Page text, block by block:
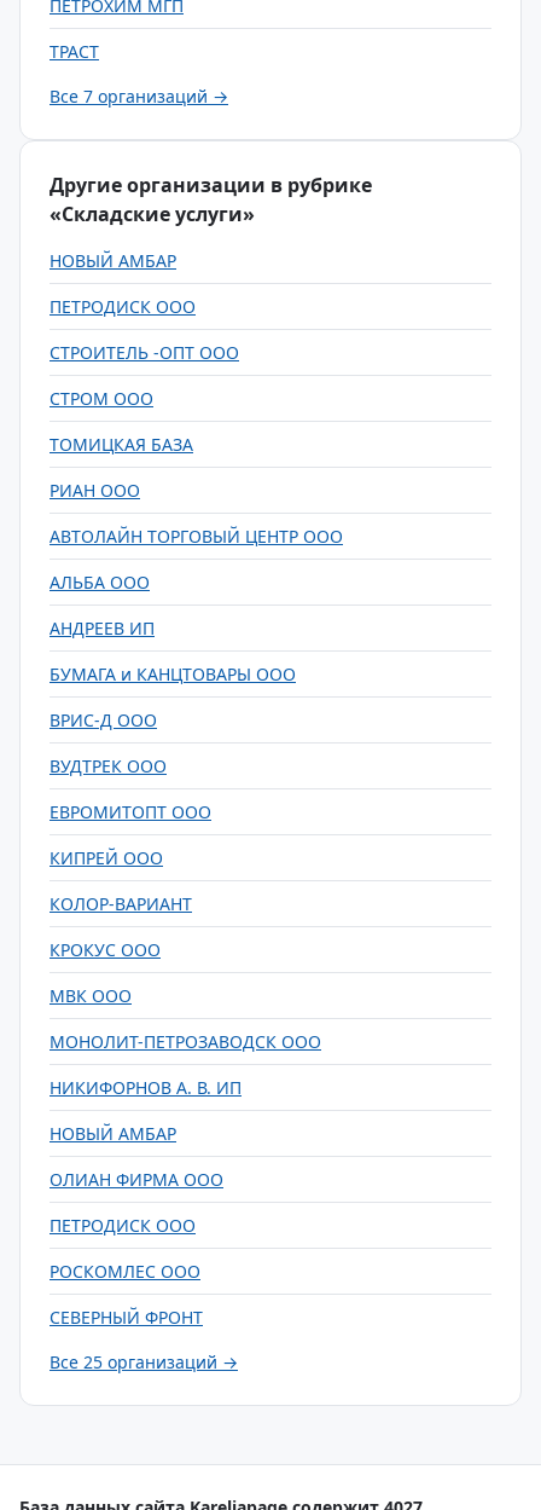
ПЕТРОХИМ МГП
ТРАСТ
Все 7 организаций →
Другие организации в рубрике
«Складские услуги»
НОВЫЙ АМБАР
ПЕТРОДИСК ООО
СТРОИТЕЛЬ -ОПТ ООО
СТРОМ ООО
ТОМИЦКАЯ БАЗА
РИАН ООО
АВТОЛАЙН ТОРГОВЫЙ ЦЕНТР ООО
АЛЬБА ООО
АНДРЕЕВ ИП
БУМАГА и КАНЦТОВАРЫ ООО
ВРИС-Д ООО
ВУДТРЕК ООО
ЕВРОМИТОПТ ООО
КИПРЕЙ ООО
КОЛОР-ВАРИАНТ
КРОКУС ООО
МВК ООО
МОНОЛИТ-ПЕТРОЗАВОДСК ООО
НИКИФОРНОВ А. В. ИП
НОВЫЙ АМБАР
ОЛИАН ФИРМА ООО
ПЕТРОДИСК ООО
РОСКОМЛЕС ООО
СЕВЕРНЫЙ ФРОНТ
Все 25 организаций →